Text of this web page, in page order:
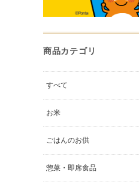
商品カテゴリ
すべて
お米
ごはんのお供
惣菜・即席食品